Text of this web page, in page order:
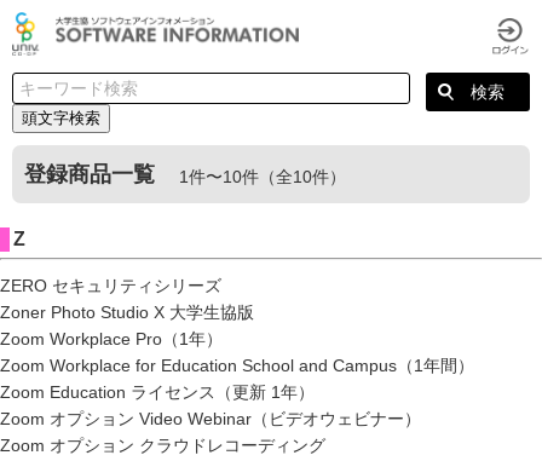
頭文字検索
登録商品一覧 1件〜10件（全10件）
Z
ZERO セキュリティシリーズ
Zoner Photo Studio X 大学生協版
Zoom Workplace Pro（1年）
Zoom Workplace for Education School and Campus（1年間）
Zoom Education ライセンス（更新 1年）
Zoom オプション Video Webinar（ビデオウェビナー）
Zoom オプション クラウドレコーディング